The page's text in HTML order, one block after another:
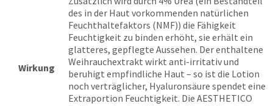
Wirkung
des in der Haut vorkommenden natürlichen
Feuchthaltefaktors (NMF)) die Fähigkeit
Feuchtigkeit zu binden erhöht, sie erhält ein
glatteres, gepflegte Aussehen. Der enthaltene
Weihrauchextrakt wirkt anti-irritativ und
beruhigt empfindliche Haut – so ist die Lotion
noch verträglicher, Hyaluronsäure spendet eine
Extraportion Feuchtigkeit. Die AESTHETICO